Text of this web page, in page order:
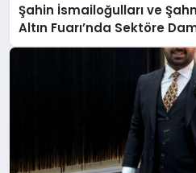
Şahin İsmailoğulları ve
Altın Fuarı’nda Sektöre